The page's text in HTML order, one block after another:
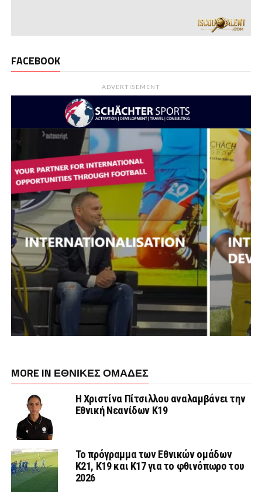
FACEBOOK
ADVERTISEMENT
MORE IN ΕΘΝΙΚΕΣ ΟΜΑΔΕΣ
Η Χριστίνα Πίτσιλλου αναλαμβάνει την
Εθνική Νεανίδων Κ19
Το πρόγραμμα των Εθνικών ομάδων
Κ21, Κ19 και Κ17 για το φθινόπωρο του
2026